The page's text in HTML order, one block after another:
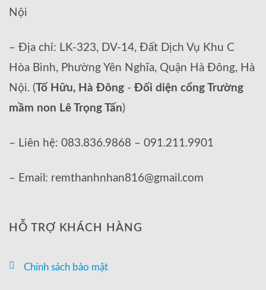
Nội
– Địa chỉ: LK-323, DV-14, Đất Dịch Vụ Khu C
Hòa Bình, Phường Yên Nghĩa, Quận Hà Đông, Hà
Nội. ( Tố Hữu, Hà Đông - Đối diện cổng Trường
mầm non Lê Trọng Tấn)
– Liên hệ: 083.836.9868 – 091.211.9901
– Email: remthanhnhan816@gmail.com
HỖ TRỢ KHÁCH HÀNG
Chính sách bảo mật